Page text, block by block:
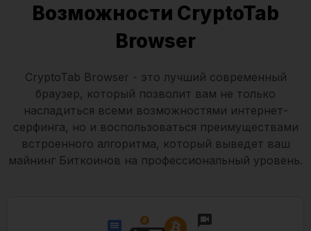
Возможности CryptoTab
Browser
CryptoTab Browser - это лучший современный
браузер, который позволит вам не только
насладиться всеми возможностями интернет-
серфинга, но и воспользоваться преимуществами
встроенного алгоритма, который выведет ваш
майнинг Биткоинов на профессиональный уровень.